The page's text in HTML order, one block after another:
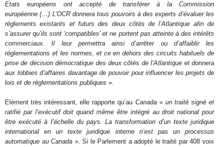
Etats européens ont accepté de transférer à la Commission
européenne (…) L’OCR donnera tous pouvoirs à des experts d’évaluer les
règlements existants et futurs des deux côtés de l’Atlantique afin de
s’assurer qu’ils sont ‘compatibles’ et ne portent pas atteinte à des intérêts
commerciaux. Il leur permettra ainsi d’arrêter ou d’affaiblir les
réglementations et les normes, et ce en dehors des circuits habituels de
prise de décision démocratique des deux côtés de l’Atlantique et donnera
aux lobbies d’affaires davantage de pouvoir pour influencer les projets de
lois et de réglementations publiques ».
Elément très intéressant, elle rapporte qu’au Canada « un traité signé et
ratifié par l’exécutif doit quand même être intégré au droit national pour
être exécuté à l’échelle du pays. La transformation d’un texte juridique
international en un texte juridique interne n’est pas un processus
automatique au Canada ». Si le Parlement a adopté le traité par 408 voix